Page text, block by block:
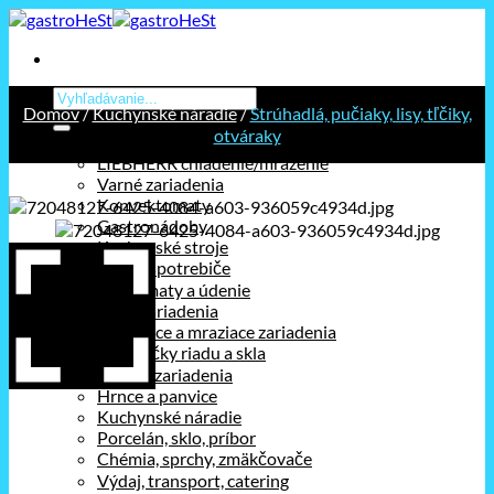
Prejsť
obsah
Hľadať:
LIEBHERR chladenie/mrazenie
Varné zariadenia
Konvektomaty
Gastronádoby
Kuchynské stroje
Stolné spotrebiče
Holdomaty a údenie
Pizza zariadenia
Chladiace a mraziace zariadenia
Umývačky riadu a skla
Barové zariadenia
Hrnce a panvice
Kuchynské náradie
Porcelán, sklo, príbor
Chémia, sprchy, zmäkčovače
Výdaj, transport, catering
Domov/Kuchynské náradie/Strúhadlá, pučiaky, lisy, tľčiky,
otváraky